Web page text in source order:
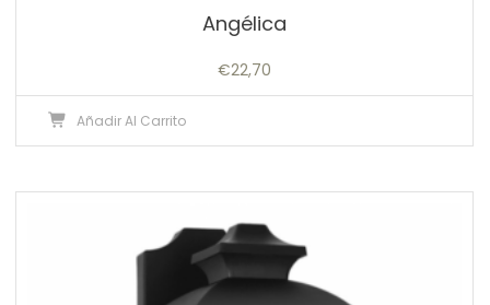
Angélica
€22,70
Añadir Al Carrito